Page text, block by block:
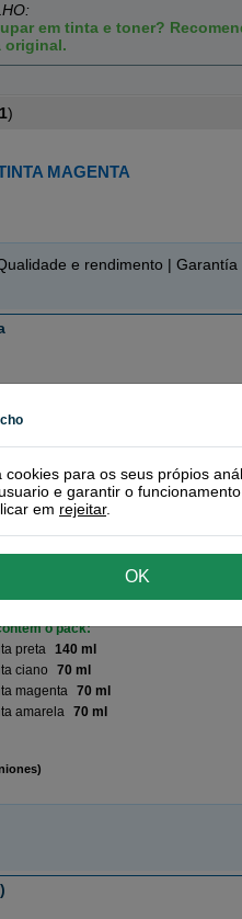
em tinta e toner?
original.
1)
MAGENTA
e rendimento | Garantía
o pack:
preta 140 ml
ciano
70 ml
magenta 70 ml
amarela 70 ml
cookies para os seus própios
e garantir o
em rejeitar.
OK